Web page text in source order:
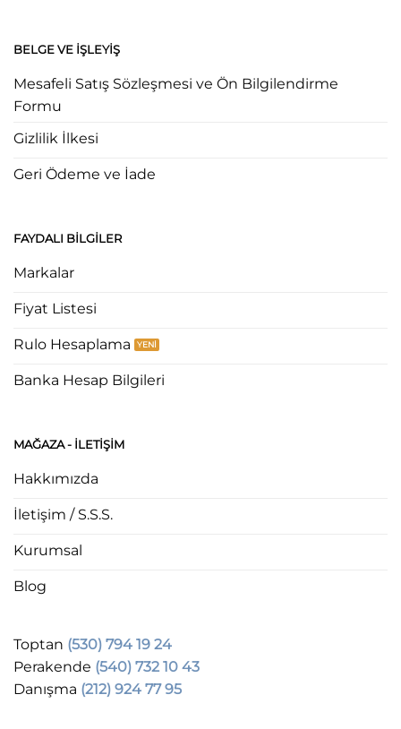
BELGE VE İŞLEYIŞ
Mesafeli Satış Sözleşmesi ve Ön Bilgilendirme
Formu
Gizlilik İlkesi
Geri Ödeme ve İade
FAYDALI BILGILER
Markalar
Fiyat Listesi
Rulo Hesaplama
Banka Hesap Bilgileri
MAĞAZA - ILETIŞIM
Hakkımızda
İletişim / S.S.S.
Kurumsal
Blog
Toptan (530) 794 19 24
Perakende (540) 732 10 43
Danışma (212) 924 77 95